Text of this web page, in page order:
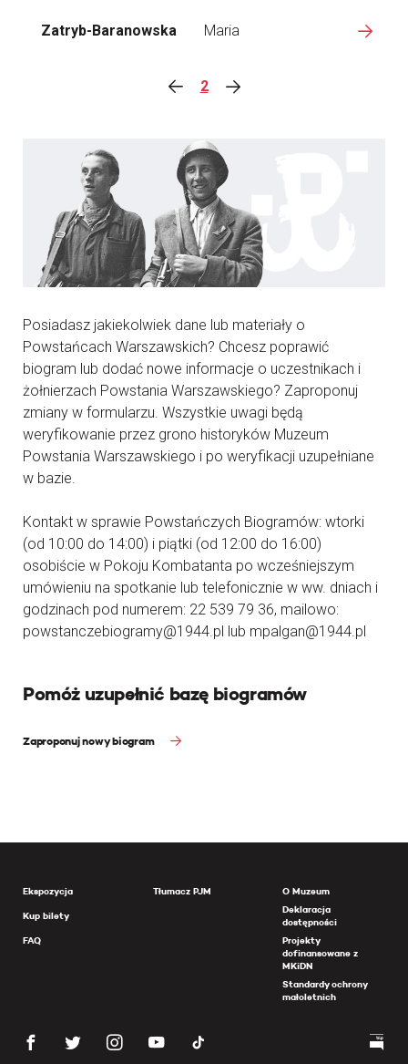
Zatryb-Baranowska Maria
2
Posiadasz jakiekolwiek dane lub materiały o
Powstańcach Warszawskich? Chcesz poprawić
biogram lub dodać nowe informacje o uczestnikach i
żołnierzach Powstania Warszawskiego? Zaproponuj
zmiany w formularzu. Wszystkie uwagi będą
weryfikowanie przez grono historyków Muzeum
Powstania Warszawskiego i po weryfikacji uzupełniane
w bazie.
Kontakt w sprawie Powstańczych Biogramów: wtorki
(od 10:00 do 14:00) i piątki (od 12:00 do 16:00)
osobiście w Pokoju Kombatanta po wcześniejszym
umówieniu na spotkanie lub telefonicznie w ww. dniach i
godzinach pod numerem: 22 539 79 36, mailowo:
powstanczebiogramy@1944.pl lub mpalgan@1944.pl
Pomóż uzupełnić bazę biogramów
Zaproponuj nowy biogram
Ekspozycja
Kup bilety
FAQ
Tłumacz PJM
O Muzeum
Deklaracja
dostępności
Projekty
dofinansowane z
MKiDN
Standardy ochrony
małoletnich